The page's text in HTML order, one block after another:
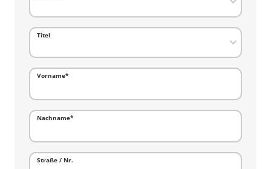
Titel
Vorname*
Nachname*
Straße / Nr.